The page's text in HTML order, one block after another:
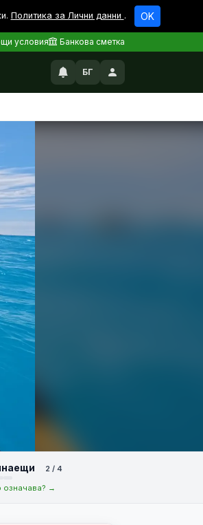
Политика за Лични данни . OK
условия Банкова сметка
БГ
2 / 4
означава? →